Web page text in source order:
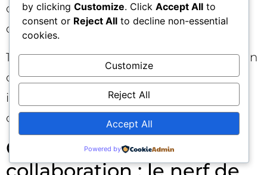
citations, captures d’écran. Montrez, ne
dites pas. 🗣️
10) Guide d’adoption interne : comment un
champion fait avancer un dossier en
interne, modèle de note pour le CFO,
check-list de sécurité/IT. 📝
Gouvernance et
collaboration : le nerf de
by clicking Customize. Click Accept All to
consent or Reject All to decline non-essential
cookies.
Customize
Reject All
Accept All
Powered by